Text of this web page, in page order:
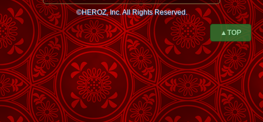
©HEROZ, Inc. All Rights Reserved.
▲TOP